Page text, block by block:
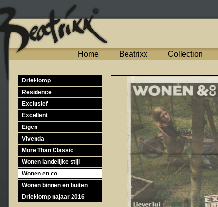
Home Beatrixx Collection
Drieklomp
Residence
Exclusief
Excellent
Eigen
Vivenda
More Than Classic
Wonen landelijke stijl
Wonen en co
Wonen binnen en buiten
Drieklomp najaar 2016